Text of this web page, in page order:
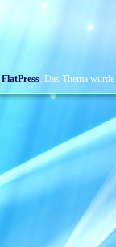
FlatPress. Das Thema